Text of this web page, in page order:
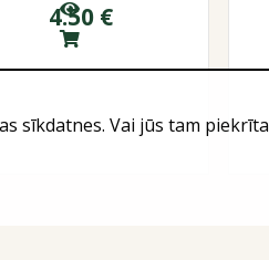
4.50 €
sīkdatnes. Vai jūs tam